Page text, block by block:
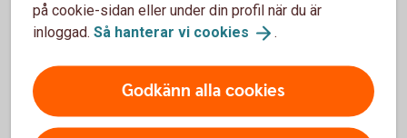
För privatperson
privatperson (pdf)
på cookie-sidan eller under din profil när du är
inloggad. Så hanterar vi cookies .
Godkänn alla cookies